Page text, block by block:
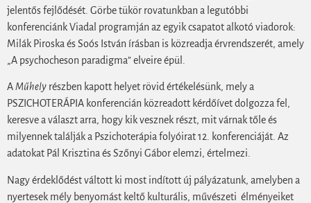
jelentős fejlődését. Görbe tükör rovatunkban a legutóbbi
konferenciánk Viadal programján az egyik csapatot alkotó viadorok:
Milák Piroska és Soós István írásban is közreadja érvrendszerét, amely
„A psychocheson paradigma” elveire épül.
AMűhely részben kapott helyet rövid értékelésünk, mely a
PSZICHOTERÁPIA konferencián közreadott kérdőívet dolgozza fel,
keresve a választ arra, hogy kik vesznek részt, mit várnak tőle és
milyennek találják a Pszichoterápia folyóirat 12. konferenciáját. Az
adatokat Pál Krisztina és Szőnyi Gábor elemzi, értelmezi.
Nagy érdeklődést váltott ki most indított új pályázatunk, amelyben a
nyertesek mély benyomást keltő kulturális, művészeti élményeiket